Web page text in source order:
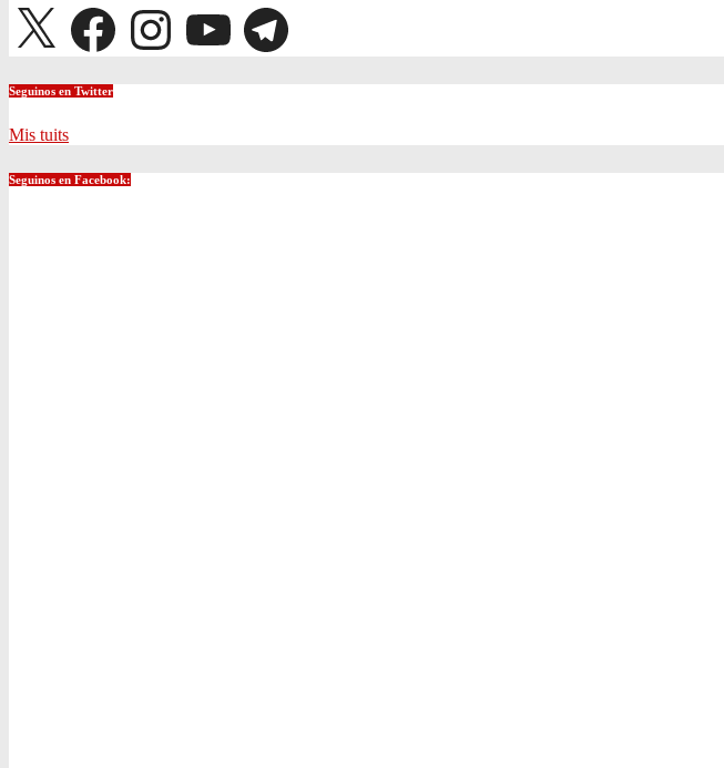
X FacebookInstagramYouTube Telegram
Seguinos en Twitter
Mis tuits
Seguinos en Facebook: